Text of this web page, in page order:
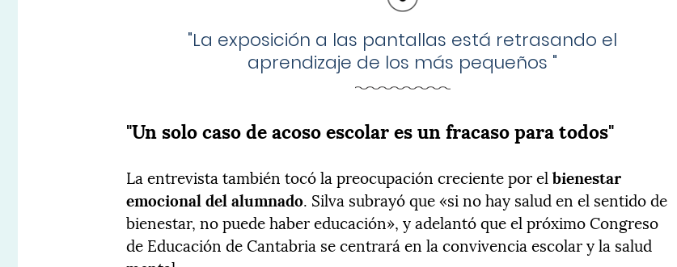
"La exposición a las pantallas está retrasando el
aprendizaje de los más pequeños "
"Un solo caso de acoso escolar es un fracaso para todos"
La entrevista también tocó la preocupación creciente por elbienestar
emocional del alumnado. Silva subrayó que «si no hay salud en el sentido de
bienestar, no puede haber educación», y adelantó que el próximo Congreso
de Educación de Cantabria se centrará en la convivencia escolar y la salud